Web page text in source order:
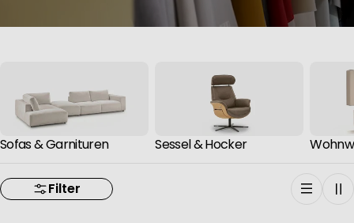
Sofas & Garnituren Sessel & Hocker
Filter